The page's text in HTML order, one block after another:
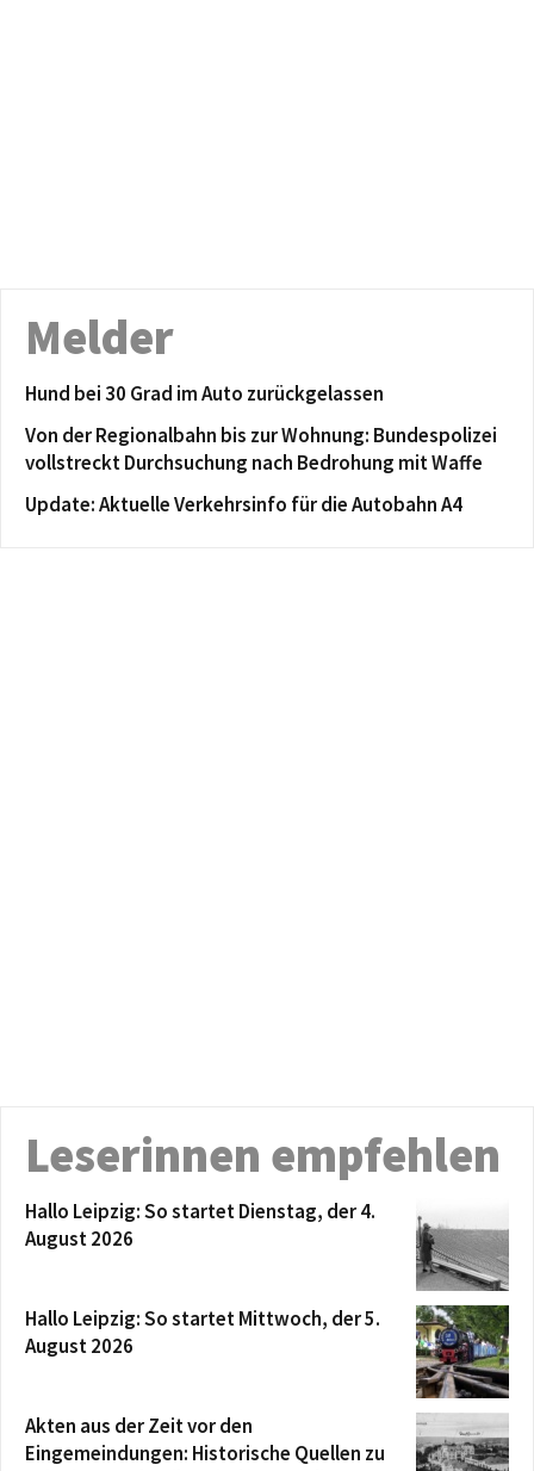
Melder
Hund bei 30 Grad im Auto zurückgelassen
Von der Regionalbahn bis zur Wohnung: Bundespolizei
vollstreckt Durchsuchung nach Bedrohung mit Waffe
Update: Aktuelle Verkehrsinfo für die Autobahn A4
Leserinnen empfehlen
Hallo Leipzig: So startet Dienstag, der 4.
August 2026
Hallo Leipzig: So startet Mittwoch, der 5.
August 2026
Akten aus der Zeit vor den
Eingemeindungen: Historische Quellen zu